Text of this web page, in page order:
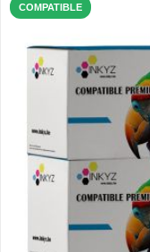
COMPATIBLE